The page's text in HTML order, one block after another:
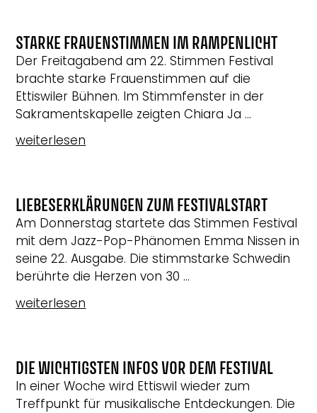
STARKE FRAUENSTIMMEN IM RAMPENLICHT
Der Freitagabend am 22. Stimmen Festival
brachte starke Frauenstimmen auf die
Ettiswiler Bühnen. Im Stimmfenster in der
Sakramentskapelle zeigten Chiara Ja ...
weiterlesen
LIEBESERKLÄRUNGEN ZUM FESTIVALSTART
Am Donnerstag startete das Stimmen Festival
mit dem Jazz-Pop-Phänomen Emma Nissen in
seine 22. Ausgabe. Die stimmstarke Schwedin
berührte die Herzen von 30 ...
weiterlesen
DIE WICHTIGSTEN INFOS VOR DEM FESTIVAL
In einer Woche wird Ettiswil wieder zum
Treffpunkt für musikalische Entdeckungen. Die